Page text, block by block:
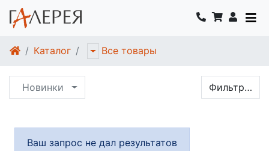
Каталог Все товары
Новинки Фильтр…
Ваш запрос не дал результатов